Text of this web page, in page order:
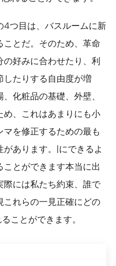
つ目は、バスルームに新
ことだ。そのため、革命
好みに合わせたり、利
たりする自由度が増
化粧品の基礎、外壁、
、これはあまりにも小
を修正するための最も
あります。|にできるよ
とができます本当に出
際には私たち約束、誰で
これらの一見正確にどの
ことができます。